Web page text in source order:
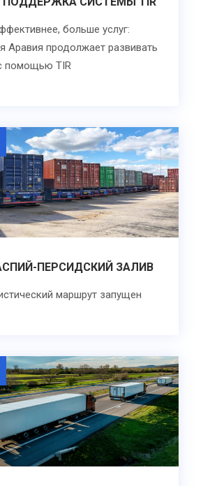
больше услуг:
Аравия продолжает развивать
помощью TIR
ПЕРСИДСКИЙ ЗАЛИВ
маршрут запущен